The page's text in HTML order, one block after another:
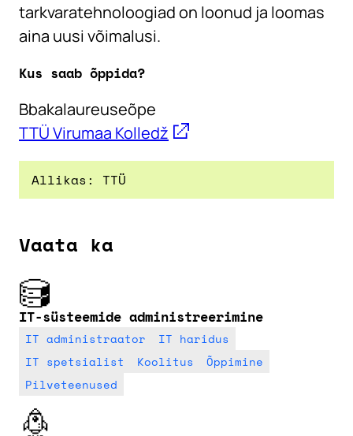
tarkvaratehnoloogiad on loonud ja loomas
aina uusi võimalusi.
Kus saab õppida?
Bbakalaureuseõpe
TTÜ Virumaa Kolledž
Allikas: TTÜ
Vaata ka
IT-süsteemide administreerimine
IT administraator
IT haridus
IT spetsialist
Koolitus
Õppimine
Pilveteenused